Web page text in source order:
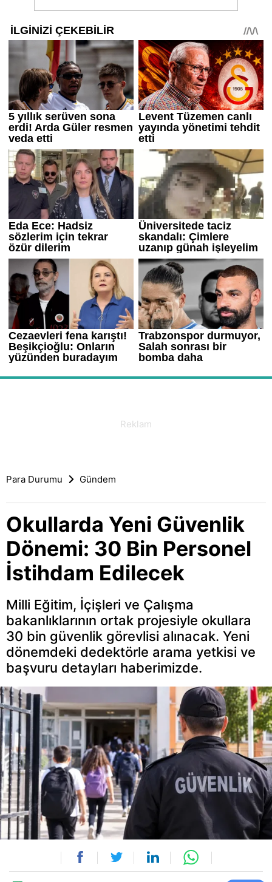
Para Durumu Gündem
Okullarda Yeni Güvenlik
Dönemi: 30 Bin Personel
İstihdam Edilecek
Milli Eğitim, İçişleri ve Çalışma
bakanlıklarının ortak projesiyle okullara
30 bin güvenlik görevlisi alınacak. Yeni
dönemdeki dedektörle arama yetkisi ve
başvuru detayları haberimizde.